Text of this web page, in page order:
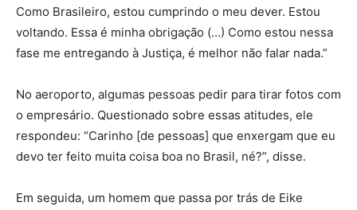
Como Brasileiro, estou cumprindo o meu dever. Estou
voltando. Essa é minha obrigação (…) Como estou nessa
fase me entregando à Justiça, é melhor não falar nada.”
No aeroporto, algumas pessoas pedir para tirar fotos com
o empresário. Questionado sobre essas atitudes, ele
respondeu: “Carinho [de pessoas] que enxergam que eu
devo ter feito muita coisa boa no Brasil, né?”, disse.
Em seguida, um homem que passa por trás de Eike